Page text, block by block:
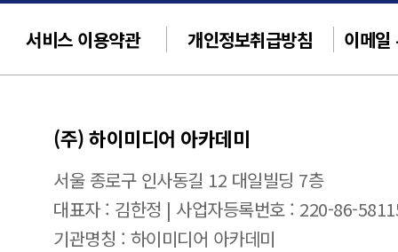
서비스 이용약관 개인정보취급방침 이메일
(주) 하이미디어 아카데미
서울 종로구 인사동길 12 대일빌딩 7층
대표자 : 김한정 | 사업자등록번호 : 220-86-
기관명칭 : 하이미디어 아카데미